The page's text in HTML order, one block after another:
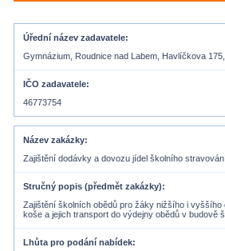
Úřední název zadavatele
Gymnázium, Roudnice nad Labem, Havlíčkova
IČO zadavatele
46773754
Název zakázky
Zajištění dodávky a dovozu jídel školního
Stručný popis (předmět zakázky)
Zajištění školních obědů pro žáky nižšího i vyššího
koše a jejich transport do výdejny obědů v budově
Lhůta pro podání nabídek